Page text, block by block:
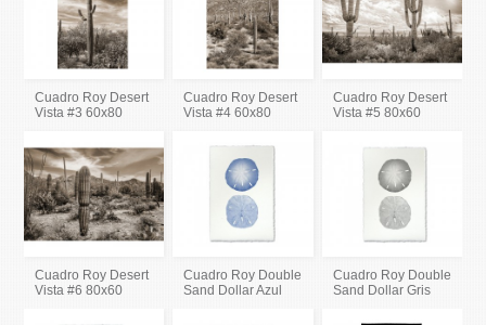
Cuadro Roy Desert
Vista #3 60x80
Cuadro Roy Desert
Vista #4 60x80
Cuadro Roy Desert
Vista #5 80x60
Cuadro Roy Desert
Vista #6 80x60
Cuadro Roy Double
Sand Dollar Azul
Cuadro Roy Double
Sand Dollar Gris